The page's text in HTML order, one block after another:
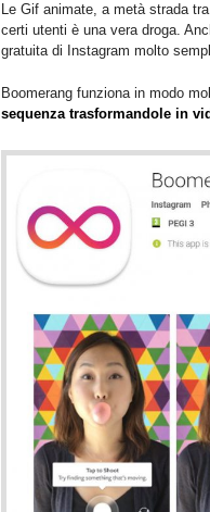
Le Gif animate, a metà strada
certi utenti è una vera droga.
gratuita di Instagram molto
Boomerang funziona in modo
sequenza trasformandole in